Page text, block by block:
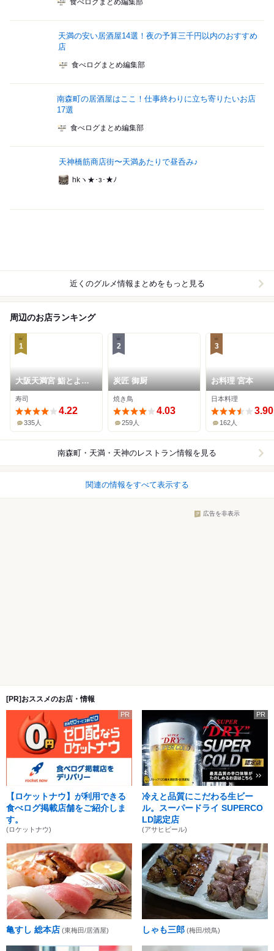
食べログまとめ編集部
天満の安い居酒屋14選！夜の予算三千円以内のおすすめ
店
食べログまとめ編集部
南森町の居酒屋はここ！仕事終わりに立ち寄りたいお店
17選
食べログまとめ編集部
天神橋筋商店街〜天満あたりで昼呑み♪
hkヽ★･з･★ﾉ
近くのグルメ情報まとめをもっと見る
周辺のお店ランキング
1
大阪天満宮 鮨とよな
が
寿司
4.22
335人
2
炭匠 御厨
焼き鳥
4.03
259人
3
お料理 宮本
日本料理
3.90
162人
南森町・天満・天神のレストラン情報を見る
関連の情報をすべて表示する
広告を非表示
[PR]おススメのお店・情報
PR
【ロケットナウ】が利用できる
食べログ掲載店舗をご紹介しま
す。
(ロケットナウ)
PR
冷えと品質にこだわる生ビー
ル。スーパードライ SUPERCO
LD認定店
(アサヒビール)
亀すし 総本店 (東梅田/居酒屋) しゃも三郎 (梅田/焼鳥)